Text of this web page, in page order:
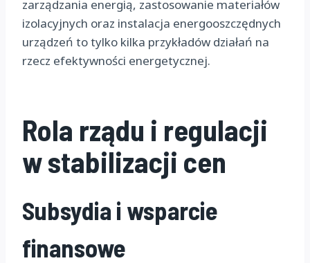
zarządzania energią, zastosowanie materiałów
izolacyjnych oraz instalacja energooszczędnych
urządzeń to tylko kilka przykładów działań na
rzecz efektywności energetycznej.
Rola rządu i regulacji
w stabilizacji cen
Subsydia i wsparcie
finansowe